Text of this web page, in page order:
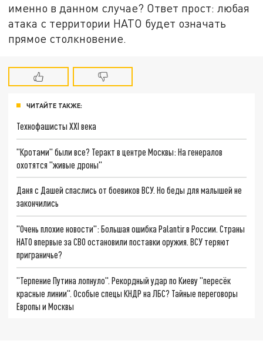
именно в данном случае? Ответ прост: любая
атака с территории НАТО будет означать
прямое столкновение.
ЧИТАЙТЕ ТАКЖЕ:
Технофашисты XXI века
"Кротами" были все? Теракт в центре Москвы: На генералов
охотятся "живые дроны"
Даня с Дашей спаслись от боевиков ВСУ. Но беды для малышей не
закончились
"Очень плохие новости": Большая ошибка Palantir в России. Страны
НАТО впервые за СВО остановили поставки оружия. ВСУ теряют
приграничье?
"Терпение Путина лопнуло". Рекордный удар по Киеву "пересёк
красные линии". Особые спецы КНДР на ЛБС? Тайные переговоры
Европы и Москвы